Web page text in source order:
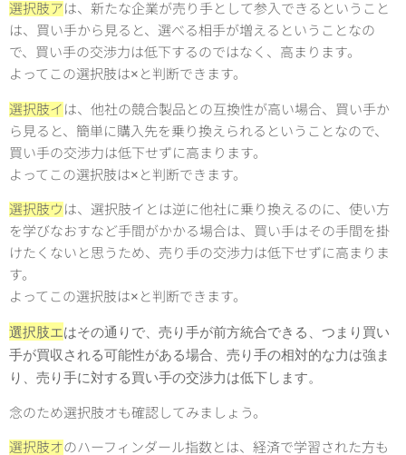
選択肢アは、新たな企業が売り手として参入できるということ
は、買い手から見ると、選べる相手が増えるということなの
で、買い手の交渉力は低下するのではなく、高まります。
よってこの選択肢は×と判断できます。
選択肢イ は、他社の競合製品との互換性が高い場合、買い手か
ら見ると、簡単に購入先を乗り換えられるということなので、
買い手の交渉力は低下せずに高まります。
よってこの選択肢は×と判断できます。
選択肢ウ は、選択肢イとは逆に他社に乗り換えるのに、使い方
を学びなおすなど手間がかかる場合は、買い手はその手間を掛
けたくないと思うため、売り手の交渉力は低下せずに高まりま
す。
よってこの選択肢は×と判断できます。
選択肢エはその通りで、売り手が前方統合できる、つまり買い
手が買収される可能性がある場合、売り手の相対的な力は強ま
り、売り手に対する買い手の交渉力は低下します。
念のため選択肢オも確認してみましょう。
選択肢オのハーフィンダール指数とは、経済で学習された方も